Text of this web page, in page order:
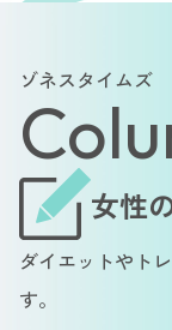
ゾネスタイムズ
女性
ダイエットやト
す。